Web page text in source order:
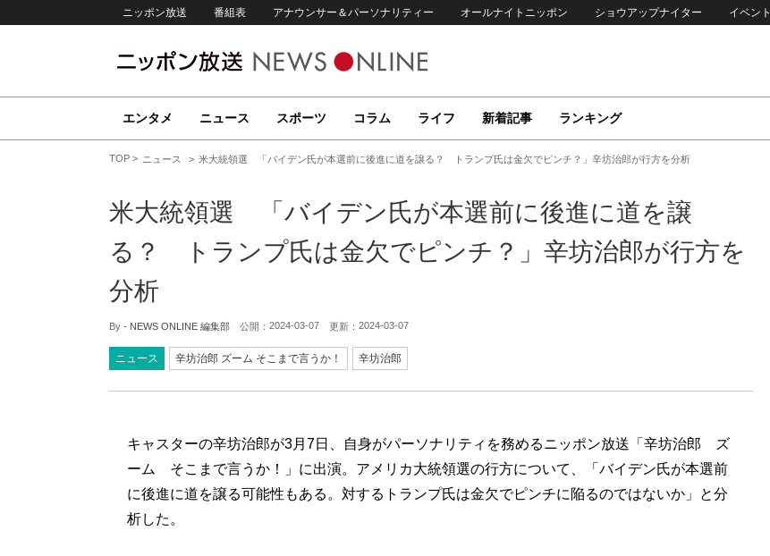
ニッポン放送 番組表 アナウンサー＆パーソナリティー オールナイトニッポン ショウアップナイター イベント
エンタメ ニュース スポーツ コラム ライフ 新着記事 ランキング
TOP ニュース 米大統領選 「バイデン氏が本選前に後進に道を譲る？ トランプ氏は金欠でピンチ？」辛坊治郎が行方を分析
米大統領選 「バイデン氏が本選前に後進に道を譲
る？ トランプ氏は金欠でピンチ？」辛坊治郎が行方を
分析
By - NEWS ONLINE 編集部 公開： 2024-03-07 更新： 2024-03-07
ニュース 辛坊治郎 ズーム そこまで言うか！ 辛坊治郎
キャスターの辛坊治郎が3月7日、自身がパーソナリティを務めるニッポン放送「辛坊治郎 ズ
ーム そこまで言うか！」に出演。アメリカ大統領選の行方について、「バイデン氏が本選前
に後進に道を譲る可能性もある。対するトランプ氏は金欠でピンチに陥るのではないか」と分
析した。